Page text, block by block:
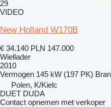
29
VIDEO
New Holland W170B
€ 34.140 PLN 147.000
Wiellader
2010
Vermogen 145 kW (197 PK)
Polen, K/Kielc
DUET DUDA
Contact opnemen met verkoper